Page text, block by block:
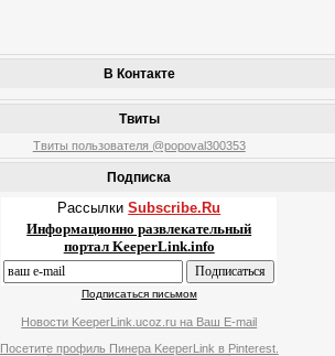
В Контакте
Твиты
Твиты пользователя @popoval300353
Подписка
РассылкиSubscribe.Ru
Информационно развлекательный
портал KeeperLink.info
Подписаться письмом
Новости KeeperLink.ucoz.ru на Ваш E-mail
Посетите профиль Пинера KeeperLink в Pinterest.